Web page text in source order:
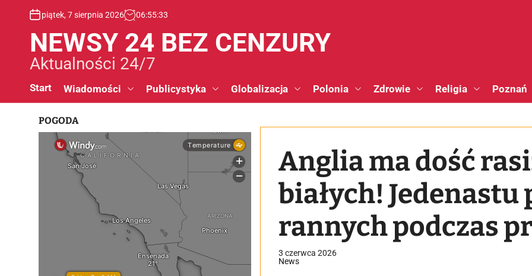
piątek, 7 sierpnia 2026 06:55:33
NEWSY 24 BEZ CENZURY
Aktualności 24/7
Start Wiadomości Publicystyka Globalizacja Polonia Zdrowie Religia Poznań
Anglia ma dość
białych!
rannych podczas
śmierci Henry’ego
3 czerwca 2026
News
POGODA